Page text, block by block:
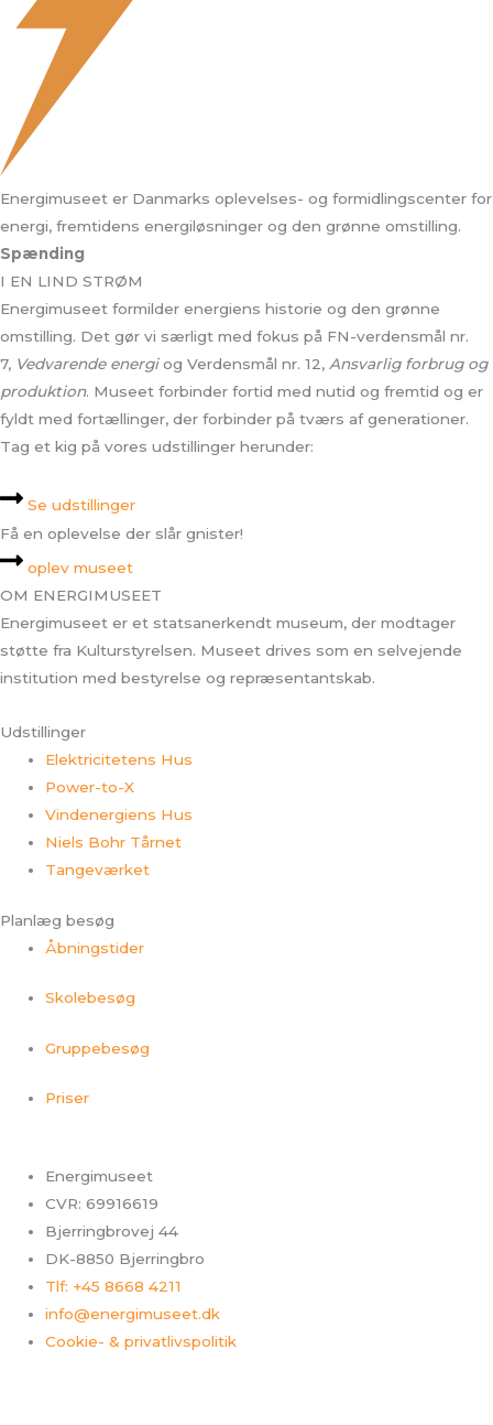
Energimuseet er Danmarks oplevelses- og formidlingscenter for
energi, fremtidens energiløsninger og den grønne omstilling.
Spænding
I EN LIND STRØM
Energimuseet formilder energiens historie og den grønne
omstilling. Det gør vi særligt med fokus på FN-verdensmål nr.
7, Vedvarende energiog Verdensmål nr. 12, Ansvarlig forbrug og
produktion. Museet forbinder fortid med nutid og fremtid og er
fyldt med fortællinger, der forbinder på tværs af generationer.
Tag et kig på vores udstillinger herunder:
Se udstillinger
Få en oplevelse der slår gnister!
oplev museet
OM ENERGIMUSEET
Energimuseet er et statsanerkendt museum, der modtager
støtte fra Kulturstyrelsen. Museet drives som en selvejende
institution med bestyrelse og repræsentantskab.
Udstillinger
Elektricitetens Hus
Power-to-X
Vindenergiens Hus
Niels Bohr Tårnet
Tangeværket
Planlæg besøg
Åbningstider
Skolebesøg
Gruppebesøg
Priser
Energimuseet
CVR: 69916619
Bjerringbrovej 44
DK-8850 Bjerringbro
Tlf: +45 8668 4211
info@energimuseet.dk
Cookie- & privatlivspolitik